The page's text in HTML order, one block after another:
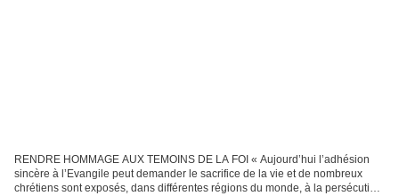
RENDRE HOMMAGE AUX TEMOINS DE LA FOI « Aujourd’hui l’adhésion
sincère à l’Evangile peut demander le sacrifice de la vie et de nombreux
chrétiens sont exposés, dans différentes régions du monde, à la persécution,